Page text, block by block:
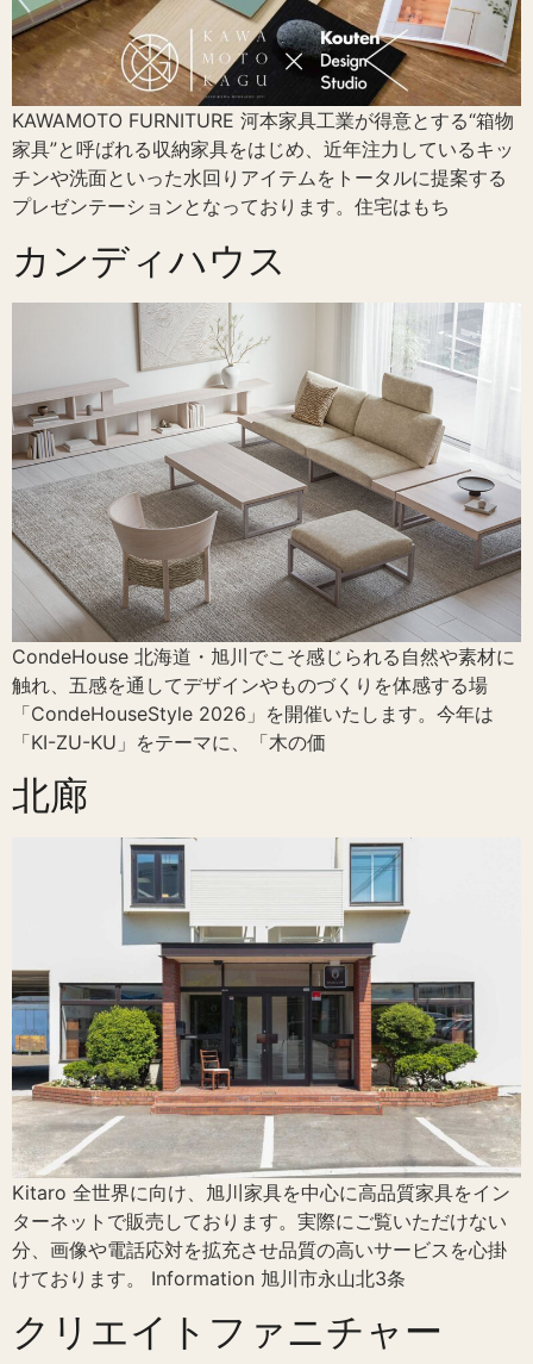
KAWAMOTO FURNITURE 河本家具工業が得意とする“箱物
家具”と呼ばれる収納家具をはじめ、近年注力しているキッ
チンや洗面といった水回りアイテムをトータルに提案する
プレゼンテーションとなっております。住宅はもち
カンディハウス
CondeHouse 北海道・旭川でこそ感じられる自然や素材に
触れ、五感を通してデザインやものづくりを体感する場
「CondeHouseStyle 2026」を開催いたします。今年は
「KI-ZU-KU」をテーマに、「木の価
北廊
Kitaro 全世界に向け、旭川家具を中心に高品質家具をイン
ターネットで販売しております。実際にご覧いただけない
分、画像や電話応対を拡充させ品質の高いサービスを心掛
けております。 Information 旭川市永山北3条
クリエイトファニチャー